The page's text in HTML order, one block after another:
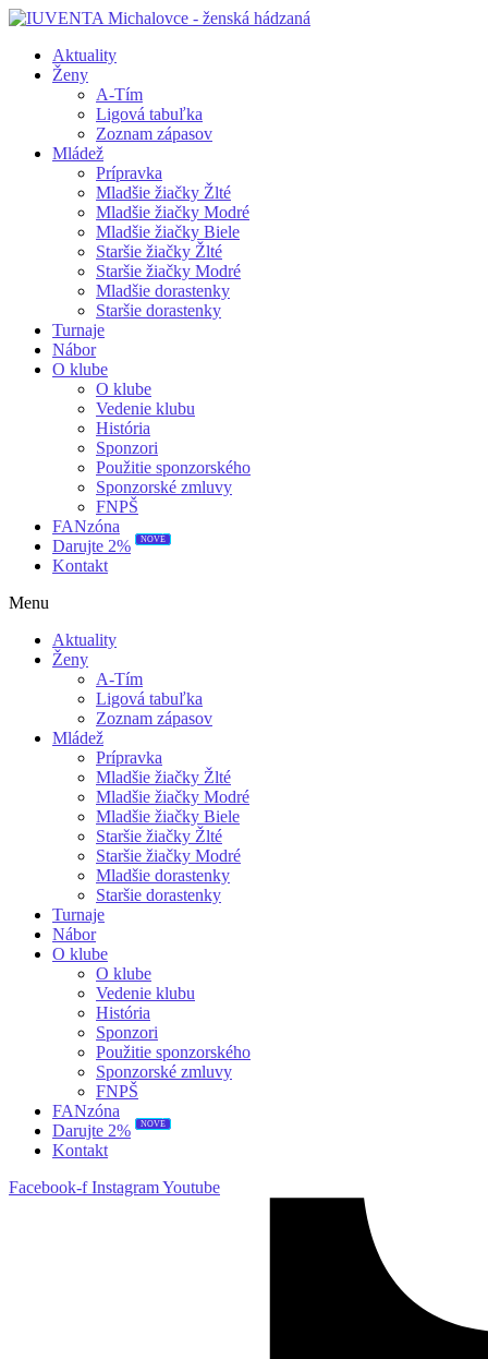
Aktuality
Ženy
A-Tím
Ligová tabuľka
Zoznam zápasov
Mládež
Prípravka
Mladšie žiačky Žlté
Mladšie žiačky Modré
Mladšie žiačky Biele
Staršie žiačky Žlté
Staršie žiačky Modré
Mladšie dorastenky
Staršie dorastenky
Turnaje
Nábor
O klube
O klube
Vedenie klubu
História
Sponzori
Použitie sponzorského
Sponzorské zmluvy
FNPŠ
FANzóna
Darujte 2%
NOVÉ
Kontakt
Menu
Aktuality
Ženy
A-Tím
Ligová tabuľka
Zoznam zápasov
Mládež
Prípravka
Mladšie žiačky Žlté
Mladšie žiačky Modré
Mladšie žiačky Biele
Staršie žiačky Žlté
Staršie žiačky Modré
Mladšie dorastenky
Staršie dorastenky
Turnaje
Nábor
O klube
O klube
Vedenie klubu
História
Sponzori
Použitie sponzorského
Sponzorské zmluvy
FNPŠ
FANzóna
Darujte 2%
NOVÉ
Kontakt
Facebook-f InstagramYoutube